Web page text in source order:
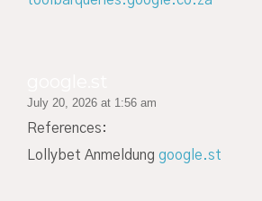
July 20, 2026 at 1:56 am
References:
Lollybet Anmeldung google.st